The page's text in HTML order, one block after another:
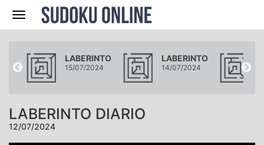
Navegación
LABERINTO
15/07/2024
LABERINTO
14/07/2024
LABERINTO DIARIO
12/07/2024